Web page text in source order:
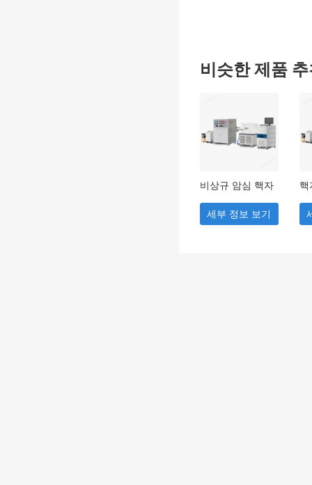
비슷한 제품
비상규 암심 핵자
세부 정보 보기
핵